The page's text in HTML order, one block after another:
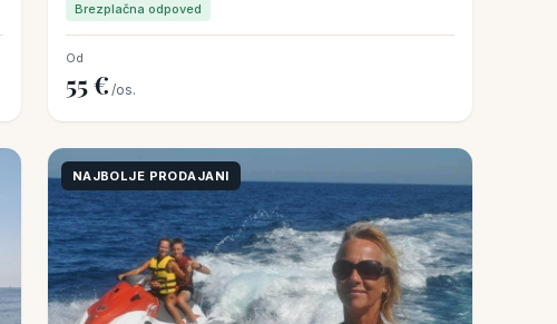
Brezplačna odpoved
Od
55 € /os.
NAJBOLJE PRODAJANI